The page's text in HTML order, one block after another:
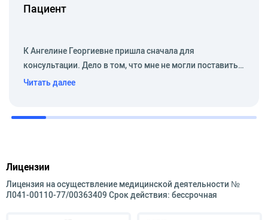
Есть опыт приема дерматологических пациентов,
научных интересов - развитие на стыке 2-х
специальностей – дерматоонкологии.
Пациент
К Ангелине Георгиевне пришла сначала для
консультации. Дело в том, что мне не могли поставить…
Читать далее
Лицензии
Лицензия на осуществление медицинской деятельности №
Л041-00110-77/00363409 Срок действия: бессрочная